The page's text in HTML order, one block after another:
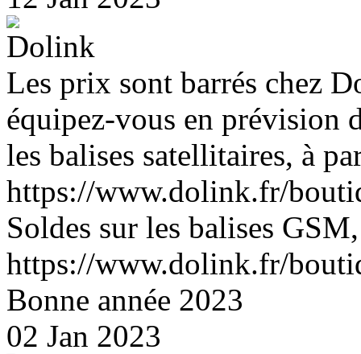
Les prix sont barrés chez
équipez-vous en prévision
les balises satellitaires, à
https://www.dolink.fr/
Soldes sur les balises
https://www.dolink.fr/
Bonne année 2023
02 Jan 2023